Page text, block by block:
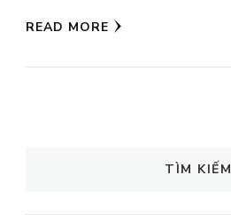
READ MORE
TÌM KIẾM